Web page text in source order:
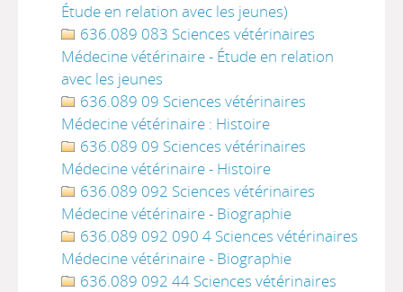
Étude en relation avec les jeunes)
636.089 083 Sciences vétérinaires
Médecine vétérinaire - Étude en relation
avec les jeunes
636.089 09 Sciences vétérinaires
Médecine vétérinaire : Histoire
636.089 09 Sciences vétérinaires
Médecine vétérinaire - Histoire
636.089 092 Sciences vétérinaires
Médecine vétérinaire - Biographie
636.089 092 090 4 Sciences vétérinaires
Médecine vétérinaire - Biographie
636.089 092 44 Sciences vétérinaires